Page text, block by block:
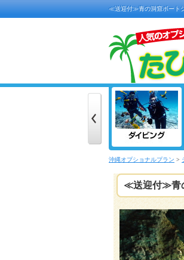
≪送迎付≫青の洞窟ボート
沖縄オプショナルプラン >
≪送迎付≫青